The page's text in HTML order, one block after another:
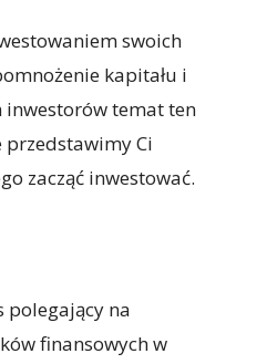
swoich
kapitału i
inwestorów temat ten
przedstawimy Ci
zacząć inwestować.
polegający na
finansowych w